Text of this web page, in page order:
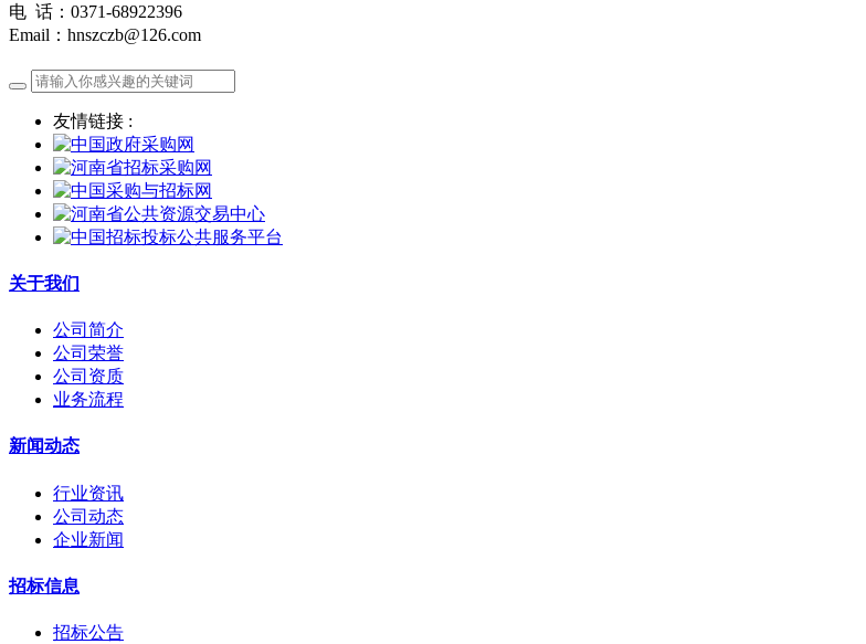
电 话：0371-68922396
Email：hnszczb@126.com
友情链接 :
关于我们
公司简介
公司荣誉
公司资质
业务流程
新闻动态
行业资讯
公司动态
企业新闻
招标信息
招标公告